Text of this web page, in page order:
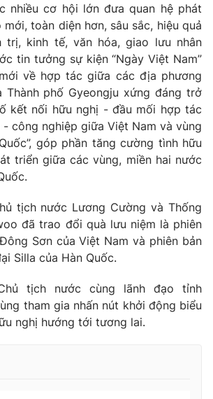
nhiều cơ hội lớn đưa quan hệ phát
toàn diện hơn, sâu sắc, hiệu quả
trị, kinh tế, văn hóa, giao lưu nhân
tin tưởng sự kiện “Ngày Việt Nam”
về hợp tác giữa các địa phương
Thành phố Gyeongju xứng đáng trở
kết nối hữu nghị - đầu mối hợp tác
công nghiệp giữa Việt Nam và vùng
góp phần tăng cường tình hữu
triển giữa các vùng, miền hai nước
tịch nước Lương Cường và Thống
đã trao đổi quà lưu niệm là phiên
Sơn của Việt Nam và phiên bản
Silla của Hàn Quốc.
tịch nước cùng lãnh đạo tỉnh
tham gia nhấn nút khởi động biểu
nghị hướng tới tương lai.